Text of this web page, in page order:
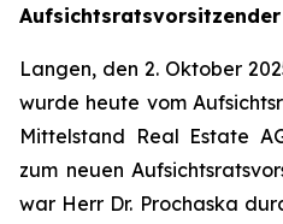
Aufsichtsratsvorsitzender
Langen, den 2. Oktober
wurde heute vom
Mittelstand Real Estate
zum neuen
war Herr Dr. Prochaska